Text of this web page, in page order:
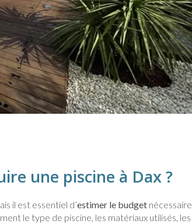
une piscine à Dax ?
il est essentiel d’estimer le budget nécessaire
le type de piscine, les matériaux utilisés, les